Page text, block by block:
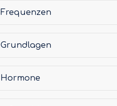
Frequenzen
Grundlagen
Hormone